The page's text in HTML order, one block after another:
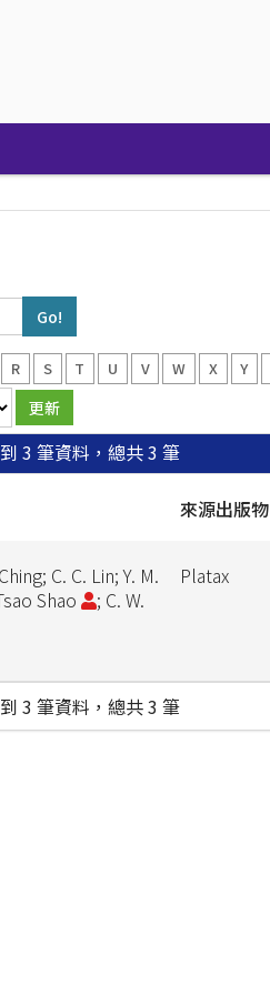
R S T U V W X Y
3 筆資料，總共 3 筆
來源出版物
C. C. Lin; Y. M.
Shao
; C. W.
Platax
3 筆資料，總共 3 筆